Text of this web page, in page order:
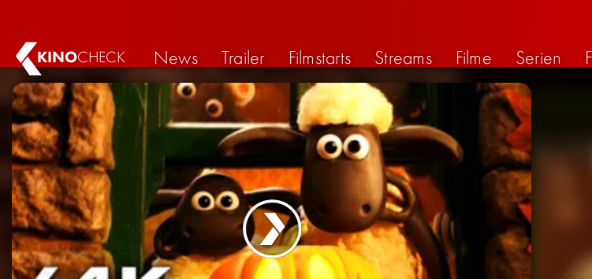
KINOCHECK News Trailer Filmstarts Streams Filme Serien